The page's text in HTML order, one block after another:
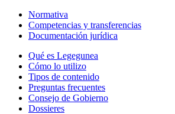
Normativa
Competencias y transferencias
Documentación jurídica
Qué es Legegunea
Cómo lo utilizo
Tipos de contenido
Preguntas frecuentes
Consejo de Gobierno
Dossieres